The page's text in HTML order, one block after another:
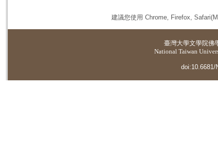
建議您使用 Chrome, Firefox,
臺灣大學文學院佛
National Taiwan
doi:10.6681/